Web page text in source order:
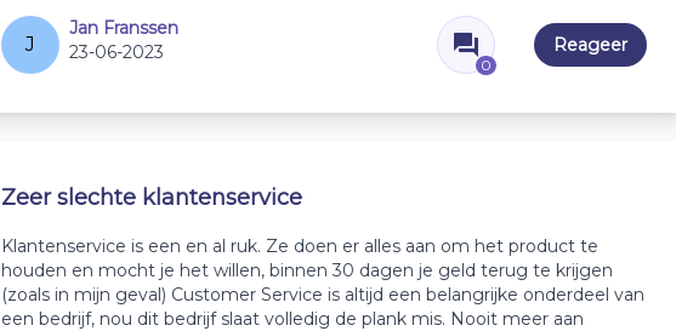
J
Jan Franssen
23-06-2023
0
Reageer
Zeer slechte klantenservice
Klantenservice is een en al ruk. Ze doen er alles aan om het product te
houden en mocht je het willen, binnen 30 dagen je geld terug te krijgen
(zoals in mijn geval) Customer Service is altijd een belangrijke onderdeel van
een bedrijf, nou dit bedrijf slaat volledig de plank mis. Nooit meer aan